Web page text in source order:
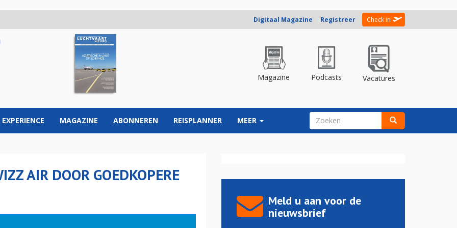
Digitaal Magazine Registreer Check in
Magazine Podcasts Vacatures
EXPERIENCE MAGAZINE ABONNEREN REISPLANNER MEER ZOEKVELD
AIR DOOR GOEDKOPERE
Meld u aan voor de
nieuwsbrief